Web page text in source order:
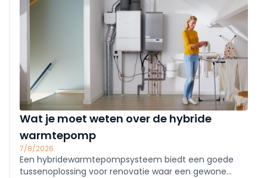
Wat je moet weten over de hybride
warmtepomp
7/8/2026
Een hybridewarmtepompsysteem biedt een goede
tussenoplossing voor renovatie waar een gewone